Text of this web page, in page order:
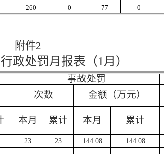
260 0 77 0
附件2
政处罚月报表 （1月 ）
事故处罚
次数 金额（万元）
本月 累计 本月 累计
23 23 144.08 144.08